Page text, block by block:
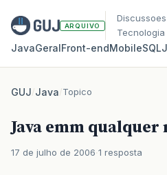
ARQUIVO
Tecnologia
JavaGeralFront‑endMobileSQL
GUJ/Java/Topico
Java emm qualquer
17 de julho de 2006 1 resposta